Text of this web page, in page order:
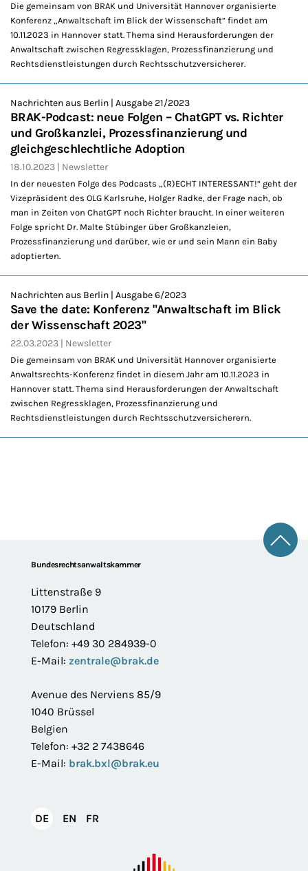
Die gemeinsam von BRAK und Universität Hannover organisierte
Konferenz „Anwaltschaft im Blick der Wissenschaft“ findet am
10.11.2023 in Hannover statt. Thema sind Herausforderungen der
Anwaltschaft zwischen Regressklagen, Prozessfinanzierung und
Rechtsdienstleistungen durch Rechtsschutzversicherer.
Nachrichten aus Berlin | Ausgabe 21/2023
BRAK-Podcast: neue Folgen – ChatGPT vs. Richter
und Großkanzlei, Prozessfinanzierung und
gleichgeschlechtliche Adoption
18.10.2023 Newsletter
In der neuesten Folge des Podcasts „(R)ECHT INTERESSANT!“ geht der
Vizepräsident des OLG Karlsruhe, Holger Radke, der Frage nach, ob
man in Zeiten von ChatGPT noch Richter braucht. In einer weiteren
Folge spricht Dr. Malte Stübinger über Großkanzleien,
Prozessfinanzierung und darüber, wie er und sein Mann ein Baby
adoptierten.
Nachrichten aus Berlin | Ausgabe 6/2023
Save the date: Konferenz "Anwaltschaft im Blick
der Wissenschaft 2023"
22.03.2023 Newsletter
Die gemeinsam von BRAK und Universität Hannover organisierte
Anwaltsrechts-Konferenz findet in diesem Jahr am 10.11.2023 in
Hannover statt. Thema sind Herausforderungen der Anwaltschaft
zwischen Regressklagen, Prozessfinanzierung und
Rechtsdienstleistungen durch Rechtsschutzversicherern.
FooterBundesrechtsanwaltskammer
Littenstraße 9
10179 Berlin
Deutschland
Telefon: +49 30 284939-0
E-Mail: zentrale@brak.de
Avenue des Nerviens 85/9
1040 Brüssel
Belgien
Telefon: +32 2 7438646
E-Mail: brak.bxl@brak.eu
DEDeutsch
EN English
FR